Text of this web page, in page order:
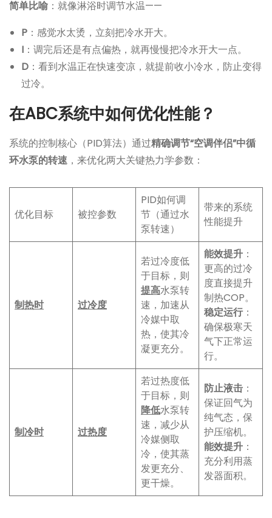
简单比喻 ：就像淋浴时调节水温——
P ：感觉水太烫，立刻把冷水开大。
I ：调完后还是有点偏热，就再慢慢把冷水开大一点。
D ：看到水温正在快速变凉，就提前收小冷水，防止变得
过冷。
在ABC系统中如何优化性能？
系统的控制核心（PID算法）通过精确调节“空调伴侣”中循
环水泵的转速 ，来优化两大关键热力学参数：
优化目标 被控参数
PID如何调
节（通过水
泵转速）
带来的系统
性能提升
制热时 过冷度
若过冷度低
于目标，则
提高水泵转
速，加速从
冷媒中取
热，使其冷
凝更充分。
能效提升 ：
更高的过冷
度直接提升
制热COP。
稳定运行：
确保极寒天
气下正常运
行。
制冷时 过热度
若过热度低
于目标，则
降低水泵转
速，减少从
冷媒侧取
冷，使其蒸
发更充分、
更干燥。
防止液击 ：
保证回气为
纯气态，保
护压缩机。
能效提升 ：
充分利用蒸
发器面积。